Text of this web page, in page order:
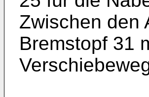
Zwischen den
Bremstopf 31